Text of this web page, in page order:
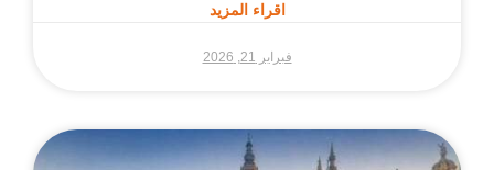
اقراء المزيد
فبراير 21, 2026